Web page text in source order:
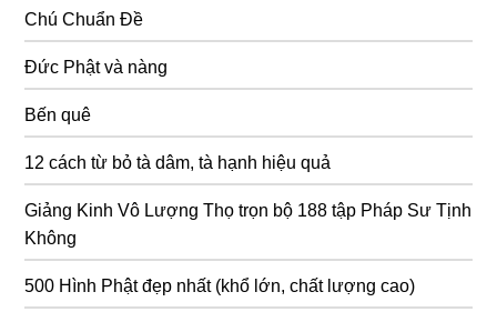
Chú Chuẩn Đề
Đức Phật và nàng
Bến quê
12 cách từ bỏ tà dâm, tà hạnh hiệu quả
Giảng Kinh Vô Lượng Thọ trọn bộ 188 tập Pháp Sư Tịnh
Không
500 Hình Phật đẹp nhất (khổ lớn, chất lượng cao)